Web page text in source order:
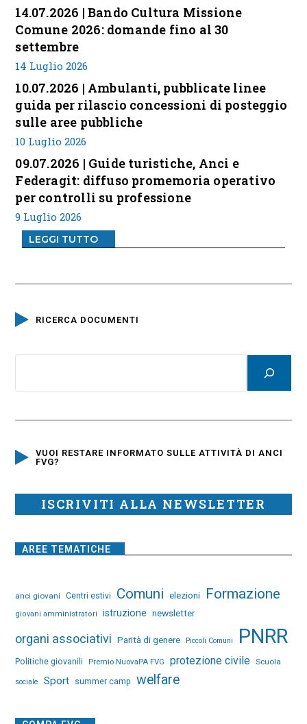
14.07.2026 | Bando Cultura Missione
Comune 2026: domande fino al 30
settembre
14 Luglio 2026
10.07.2026 | Ambulanti, pubblicate linee
guida per rilascio concessioni di posteggio
sulle aree pubbliche
10 Luglio 2026
09.07.2026 | Guide turistiche, Anci e
Federagit: diffuso promemoria operativo
per controlli su professione
9 Luglio 2026
LEGGI TUTTO
RICERCA DOCUMENTI
VUOI RESTARE INFORMATO SULLE ATTIVITÀ DI ANCI
FVG?
ISCRIVITI ALLA NEWSLETTER
AREE TEMATICHE
anci giovani Centri estivi Comuni elezioni Formazione
giovani amministratori istruzione newsletter
organi associativi Parità di genere Piccoli Comuni PNRR
Politiche giovanili Premio NuovaPA FVG protezione civile Scuola
sociale Sport summer camp welfare